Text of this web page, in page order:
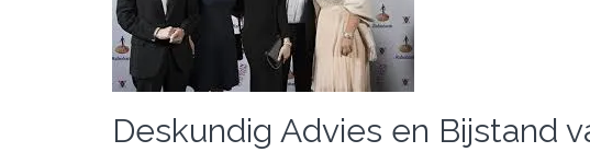
Deskundig Advies en Bijstand